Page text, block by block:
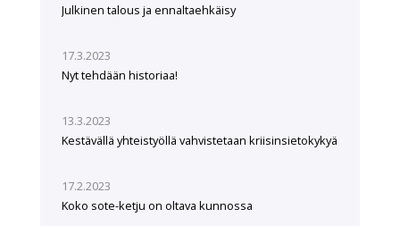
Julkinen talous ja ennaltaehkäisy
17.3.2023
Nyt tehdään historiaa!
13.3.2023
Kestävällä yhteistyöllä vahvistetaan kriisinsietokykyä
17.2.2023
Koko sote-ketju on oltava kunnossa